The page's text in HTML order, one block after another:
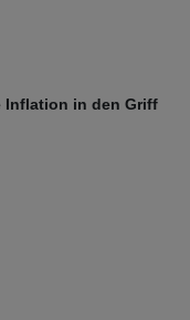
Inflation in den Griff